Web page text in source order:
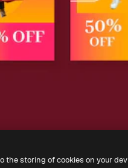
the storing of cookies on your